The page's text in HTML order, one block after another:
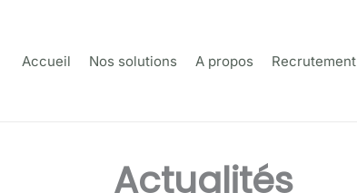
Accueil Nos solutions A propos Recrutement
Actualités